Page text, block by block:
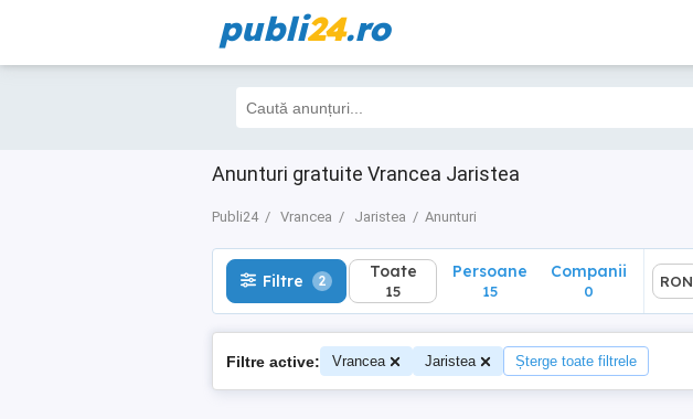
publi24.ro
Anunturi gratuite Vrancea Jaristea
Publi24 Vrancea Jaristea Anunturi
Filtre 2 Toate
15
Filtre 2 Toate
15
Persoane
15
Companii
0
RON
Filtre active: Vrancea Jaristea Șterge toate filtrele